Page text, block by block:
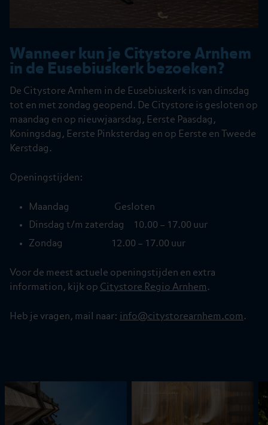
Wanneer kun je Citystore Arnhem
in de Eusebiuskerk bezoeken?
De Citystore Arnhem in de Eusebiuskerk is van dinsdag
tot en met zondag geopend. De Citystore is gesloten op
maandag en op nieuwjaarsdag, Eerste Paasdag,
Koningsdag, Eerste Pinksterdag en op Eerste en Tweede
Kerstdag.
Openingstijden:
Maandag Gesloten
Dinsdag t/m zaterdag 10.00 – 17.00 uur
Zondag 12.00 – 17.00 uur
Voor de meest actuele openingstijden en extra
information, kijk op Citystore Regio Arnhem .
Heb je vragen, mail naar: info@citystorearnhem.com .